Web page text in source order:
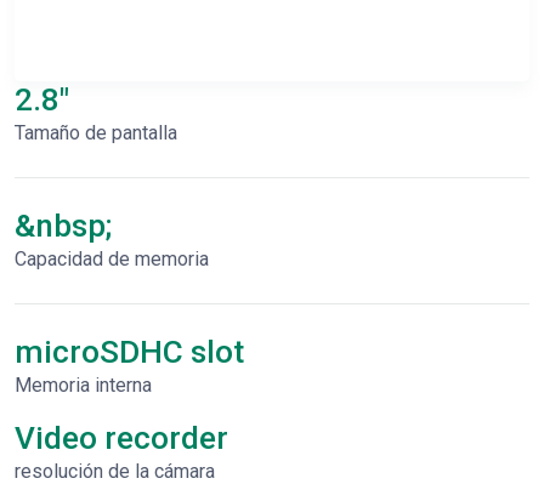
2.8"
Tamaño de pantalla
&nbsp;
Capacidad de memoria
microSDHC slot
Memoria interna
Video recorder
resolución de la cámara